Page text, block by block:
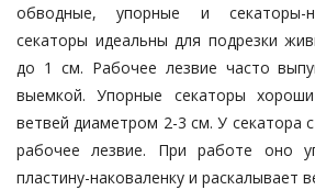
обводные, упорные и секаторы-
секаторы идеальны для подрезки
до 1 см. Рабочее лезвие часто
выемкой. Упорные секаторы
ветвей диаметром 2-3 см. У секатора
рабочее лезвие. При работе оно
пластину-наковаленку и раскалывает